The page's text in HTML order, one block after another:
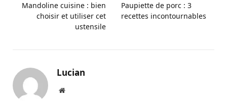
Mandoline cuisine : bien
choisir et utiliser cet
ustensile
Paupiette de porc : 3
recettes incontournables
Lucian
Website